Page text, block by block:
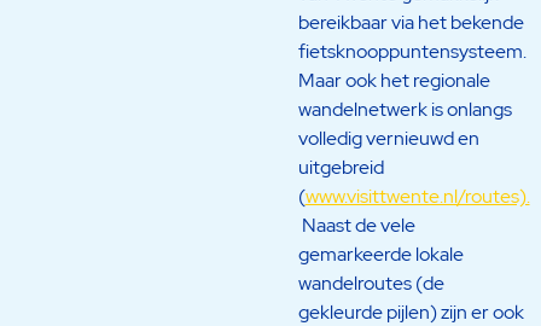
bereikbaar via het bekende
fietsknooppuntensysteem.
Maar ook het regionale
wandelnetwerk is onlangs
volledig vernieuwd en
uitgebreid
(www.visittwente.nl/routes).
Naast de vele
gemarkeerde lokale
wandelroutes (de
gekleurde pijlen) zijn er ook